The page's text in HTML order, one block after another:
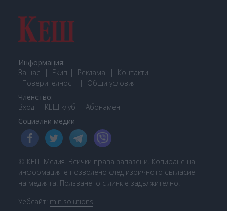
Информация:
За нас
Екип Реклама
Контакти
Поверителност
Общи условия
Членство:
Вход
КЕШ клуб Абонамент
Социални медии
© КЕШ Медия. Всички права запазени. Копиране на
информация е позволено след изричното съгласие
на медията. Ползването с линк е задължително.
Уебсайт: min.solutions